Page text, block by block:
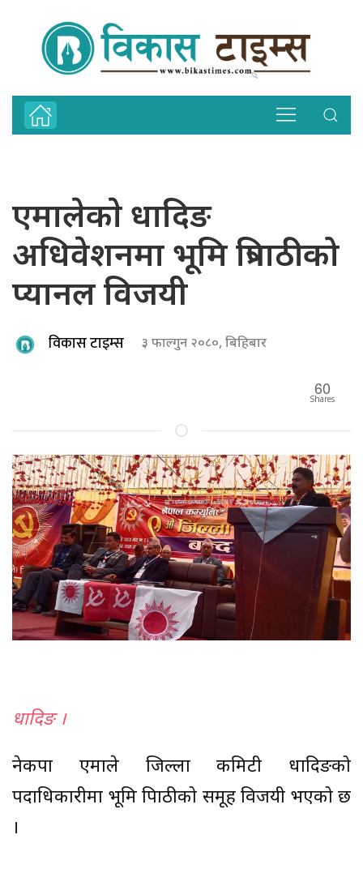
एमालेकाे धादिङ
अधिवेशनमा भूमि त्रिपाठीको
प्यानल विजयी
विकास टाइम्स ३ फाल्गुन २०८०, बिहिबार
60
Shares
धादिङ ।
नेकपा एमाले जिल्ला कमिटी धादिङको
पदाधिकारीमा भूमि त्रिपाठीको समूह विजयी भएको छ
।